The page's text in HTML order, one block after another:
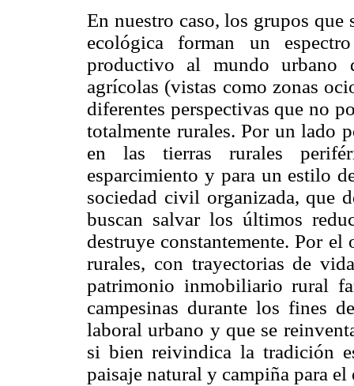
En nuestro caso, los grupos que
ecológica forman un
productivo al mundo urbano
agrícolas (vistas como zonas
diferentes perspectivas que no
totalmente rurales. Por un lado
en las tierras rurales
esparcimiento y para un estilo
sociedad civil organizada, que
buscan salvar los últimos
destruye constantemente. Por
rurales, con trayectorias de
patrimonio inmobiliario rural
campesinas durante los fines
laboral urbano y que se
si bien reivindica la tradición
paisaje natural y campiña para el